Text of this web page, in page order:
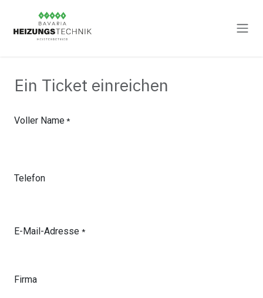
Ein Ticket einreichen
Voller Name*
Telefon
E-Mail-Adresse *
Firma